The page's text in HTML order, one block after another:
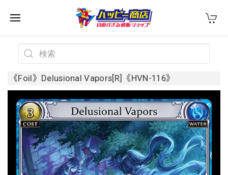
《Foil》Delusional Vapors[R]《HVN-116》